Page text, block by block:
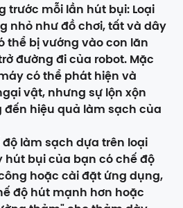
trước mỗi lần hút bụi: Loại
nhỏ như đồ chơi, tất và dây
thể bị vướng vào con lăn
đường đi của robot. Mặc
có thể phát hiện và
vật, nhưng sự lộn xộn
hiệu quả làm sạch của
làm sạch dựa trên loại
hút bụi của bạn có chế độ
hoặc cài đặt ứng dụng,
độ hút mạnh hơn hoặc